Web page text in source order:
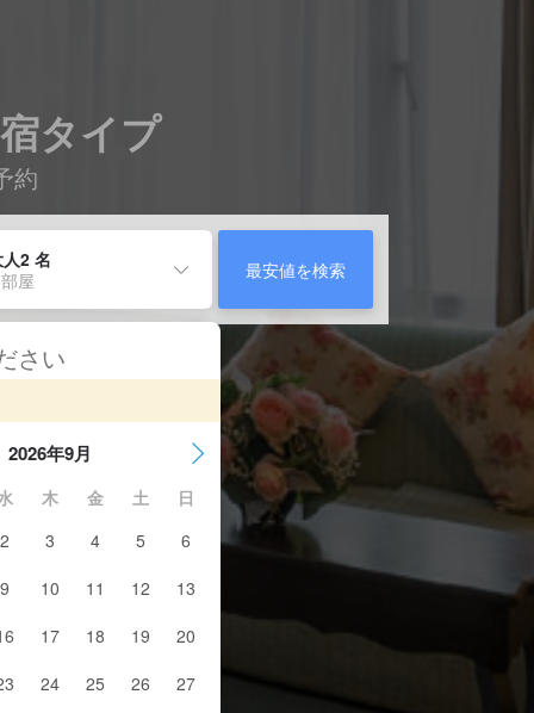
タイプ
約
2 名
屋
最安値を検索
さい
2026年9月
木 金 土
日
2
3 4 5
6
9
10 11 12
13
17 18 19
20
24 25 26 27